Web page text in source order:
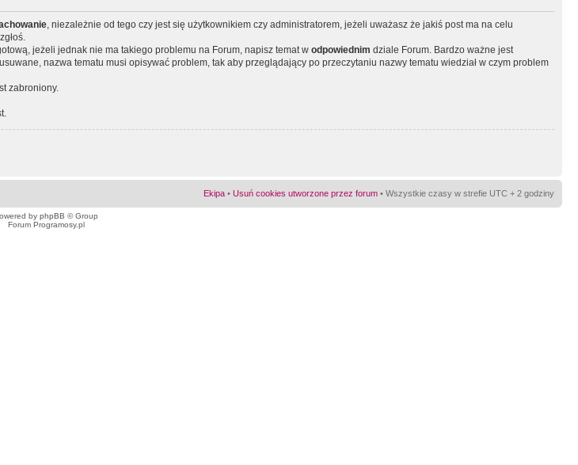
, niezależnie od tego czy jest się użytkownikiem czy administratorem, jeżeli uważasz że jakiś post ma na celu
jeżeli jednak nie ma takiego problemu na Forum, napisz temat w odpowiednim dziale Forum. Bardzo ważne jest
nazwa tematu musi opisywać problem, tak aby przeglądający po przeczytaniu nazwy tematu wiedział w czym problem
zabroniony.
Ekipa • Usuń cookies utworzone przez forum • Wszystkie czasy w strefie UTC + 2 godziny
by phpBB © Group
Forum Programosy.pl